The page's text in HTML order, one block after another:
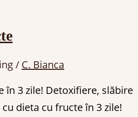
/ C. Bianca
în 3 zile! Detoxifiere, slăbire
dieta cu fructe în 3 zile!